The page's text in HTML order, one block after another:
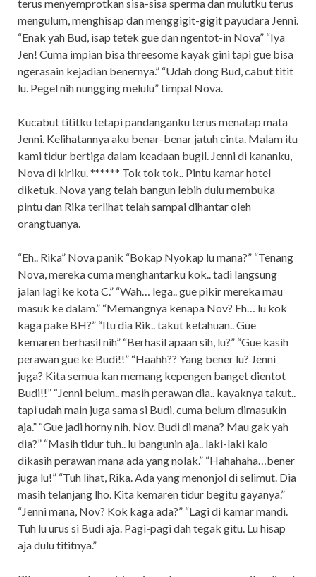
terus menyemprotkan sisa-sisa sperma dan mulutku terus
mengulum, menghisap dan menggigit-gigit payudara Jenni.
“Enak yah Bud, isap tetek gue dan ngentot-in Nova” “Iya
Jen! Cuma impian bisa threesome kayak gini tapi gue bisa
ngerasain kejadian benernya.” “Udah dong Bud, cabut titit
lu. Pegel nih nungging melulu” timpal Nova.
Kucabut tititku tetapi pandanganku terus menatap mata
Jenni. Kelihatannya aku benar-benar jatuh cinta. Malam itu
kami tidur bertiga dalam keadaan bugil. Jenni di kananku,
Nova di kiriku. ****** Tok tok tok.. Pintu kamar hotel
diketuk. Nova yang telah bangun lebih dulu membuka
pintu dan Rika terlihat telah sampai dihantar oleh
orangtuanya.
“Eh.. Rika” Nova panik “Bokap Nyokap lu mana?” “Tenang
Nova, mereka cuma menghantarku kok.. tadi langsung
jalan lagi ke kota C.” “Wah… lega.. gue pikir mereka mau
masuk ke dalam.” “Memangnya kenapa Nov? Eh… lu kok
kaga pake BH?” “Itu dia Rik.. takut ketahuan.. Gue
kemaren berhasil nih” “Berhasil apaan sih, lu?” “Gue kasih
perawan gue ke Budi!!” “Haahh?? Yang bener lu? Jenni
juga? Kita semua kan memang kepengen banget dientot
Budi!!” “Jenni belum.. masih perawan dia.. kayaknya takut..
tapi udah main juga sama si Budi, cuma belum dimasukin
aja.” “Gue jadi horny nih, Nov. Budi di mana? Mau gak yah
dia?” “Masih tidur tuh.. lu bangunin aja.. laki-laki kalo
dikasih perawan mana ada yang nolak.” “Hahahaha…bener
juga lu!” “Tuh lihat, Rika. Ada yang menonjol di selimut. Dia
masih telanjang lho. Kita kemaren tidur begitu gayanya.”
“Jenni mana, Nov? Kok kaga ada?” “Lagi di kamar mandi.
Tuh lu urus si Budi aja. Pagi-pagi dah tegak gitu. Lu hisap
aja dulu tititnya.”